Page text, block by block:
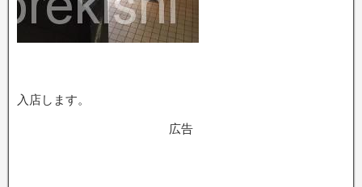
入店します。
広告